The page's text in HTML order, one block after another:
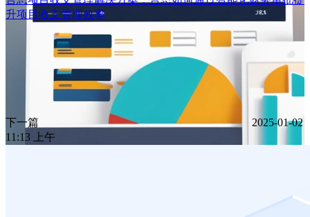
升项目收支管理效率
下一篇
2025-01-02
11:13 上午